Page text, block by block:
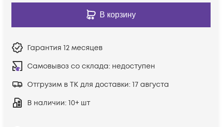
В корзину
Гарантия 12 месяцев
Самовывоз со склада: недоступен
Отгрузим в ТК для доставки: 17 августа
В наличии: 10+ шт